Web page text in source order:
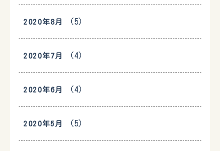
2020年8月 (5)
2020年7月 (4)
2020年6月 (4)
2020年5月 (5)